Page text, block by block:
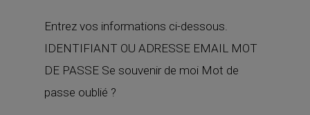
Entrez vos informations ci-dessous.
IDENTIFIANT OU ADRESSE EMAIL MOT
DE PASSE Se souvenir de moi Mot de
passe oublié ?